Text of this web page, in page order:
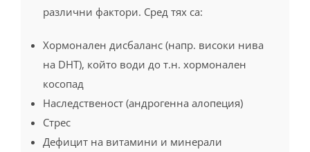
различни фактори. Сред тях са:
Хормонален дисбаланс (напр. високи нива
на DHT), който води до т.н. хормонален
косопад
Наследственост (андрогенна алопеция)
Стрес
Дефицит на витамини и минерали